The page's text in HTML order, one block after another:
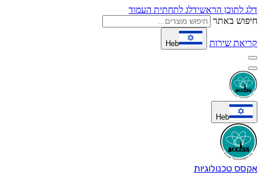
דלג לתוכן הראשידלג לתחתית העמוד
חיפוש באתר
קריאת שירות Heb
Heb
אקסס טכנולוגיות